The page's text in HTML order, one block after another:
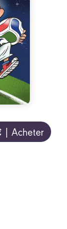
| Acheter